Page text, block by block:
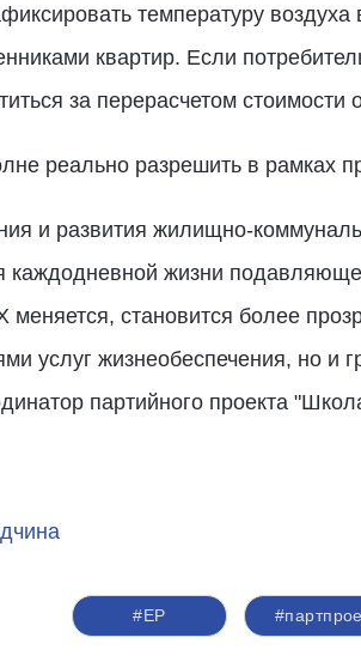
температуру
квартир. Если
за перерасчетом стоимости
реально разрешить в рамках
и развития жилищно-
каждодневной жизни
становится более
услуг жизнеобеспечения, но
партийного проекта
#ЕР